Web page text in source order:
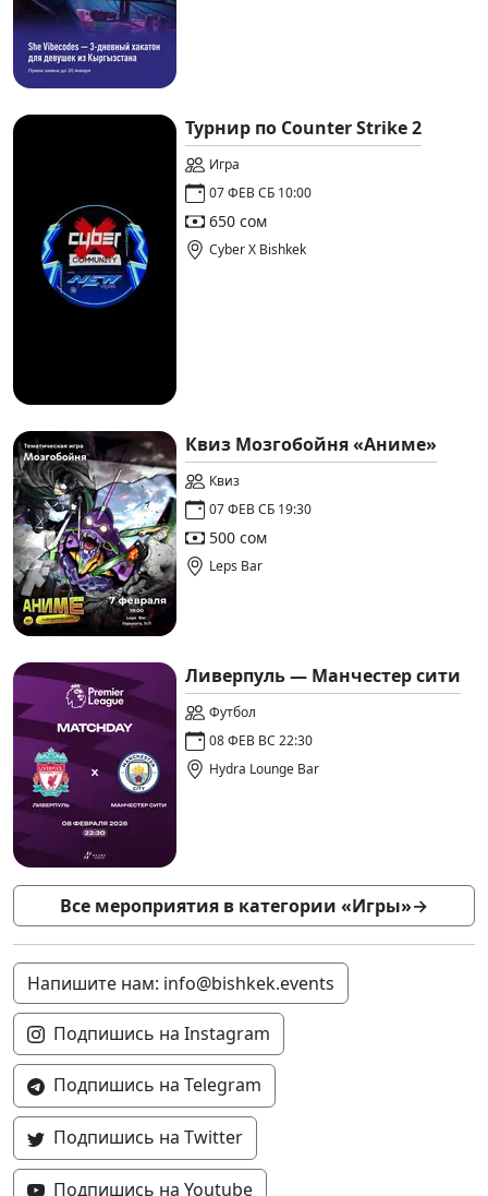
Турнир по Counter Strike 2
Игра
07 ФЕВ СБ 10:00
650 сом
Cyber X Bishkek
Квиз Мозгобойня «Аниме»
Квиз
07 ФЕВ СБ 19:30
500 сом
Leps Bar
Ливерпуль — Манчестер сити
Футбол
08 ФЕВ ВС 22:30
Hydra Lounge Bar
Все мероприятия в категории «Игры»→
Напишите нам: info@bishkek.events
Подпишись на Instagram
Подпишись на Telegram
Подпишись на Twitter
Подпишись на Youtube